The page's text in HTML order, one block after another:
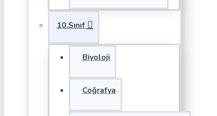
10.Sınıf
Biyoloji
Coğrafya